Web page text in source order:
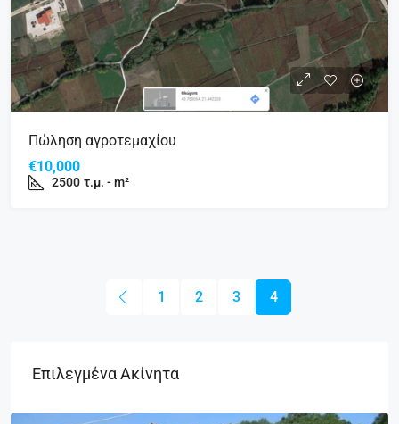
Πώληση αγροτεμαχίου
€10,000
2500 τ.μ. - m²
1 2 3 4
Επιλεγμένα Ακίνητα